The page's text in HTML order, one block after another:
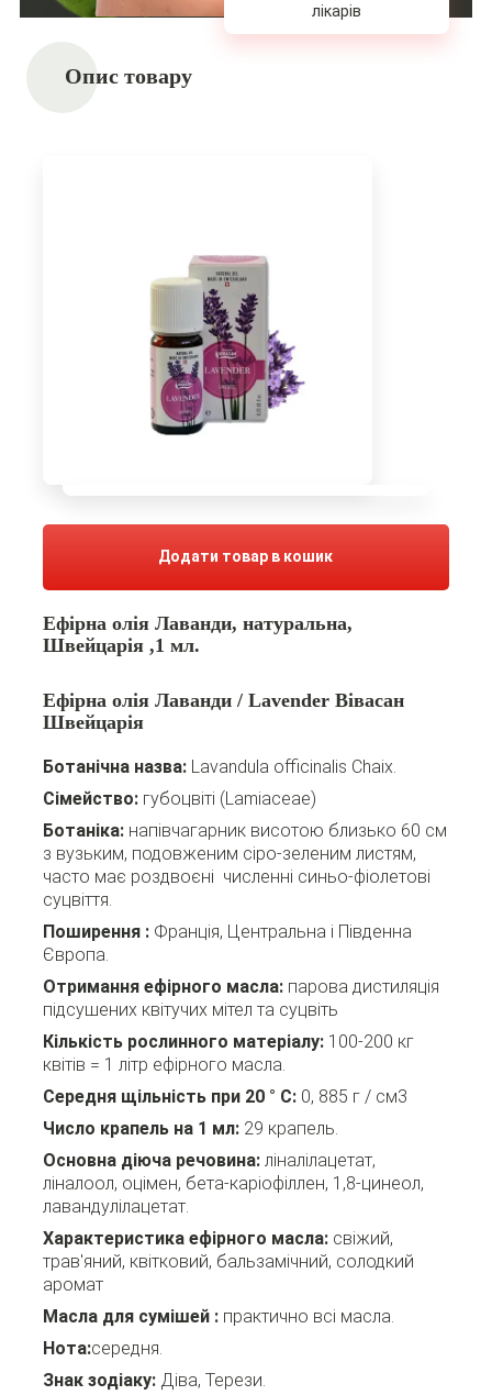
лікарів
Опис товару
Додати товар в кошик
Ефірна олія Лаванди, натуральна,
Швейцарія ,1 мл.
Ефірна олія Лаванди / Lavender Вівасан
Швейцарія
Ботанічна назва:Lavandula officinalis Chaix.
Сімейство:губоцвіті (Lamiaceae)
Ботаніка:напівчагарник висотою близько 60 см
з вузьким, подовженим сіро-зеленим листям,
часто має роздвоєні численні синьо-фіолетові
суцвіття.
Поширення : Франція, Центральна і Південна
Європа.
Отримання ефірного масла:парова дистиляція
підсушених квітучих мітел та суцвіть
Кількість рослинного матеріалу:100-200 кг
квітів = 1 літр ефірного масла.
Середня щільність при 20 ° С:0, 885 г / см3
Число крапель на 1 мл:29 крапель.
Основна діюча речовина:ліналілацетат,
ліналоол, оцімен, бета-каріофіллен, 1,8-цинеол,
лавандулілацетат.
Характеристика ефірного масла:свіжий,
трав'яний, квітковий, бальзамічний, солодкий
аромат
Масла для сумішей:практично всі масла.
Нота:середня.
Знак зодіаку:Діва, Терези.